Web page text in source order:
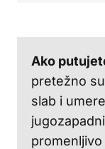
Ako
pretežno
slab i